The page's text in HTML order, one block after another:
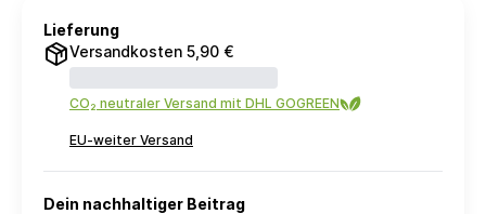
Lieferung
Versandkosten 5,90 €
CO₂ neutraler Versand mit DHL GOGREEN
EU-weiter Versand
Dein nachhaltiger Beitrag